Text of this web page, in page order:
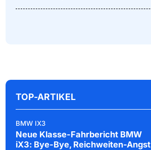
TOP-ARTIKEL
BMW IX3
Neue Klasse-Fahrbericht BMW
iX3: Bye-Bye, Reichweiten-Angst